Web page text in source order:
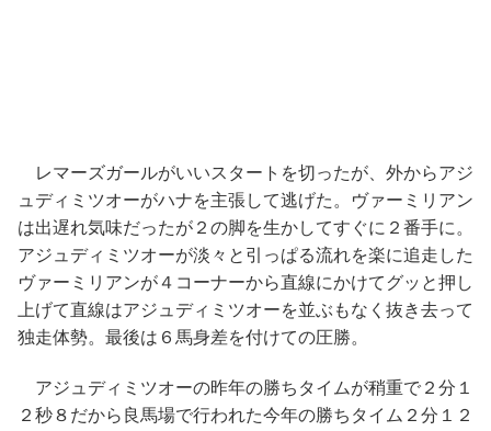
レマーズガールがいいスタートを切ったが、外からアジ
ュディミツオーがハナを主張して逃げた。ヴァーミリアン
は出遅れ気味だったが２の脚を生かしてすぐに２番手に。
アジュディミツオーが淡々と引っぱる流れを楽に追走した
ヴァーミリアンが４コーナーから直線にかけてグッと押し
上げて直線はアジュディミツオーを並ぶもなく抜き去って
独走体勢。最後は６馬身差を付けての圧勝。
アジュディミツオーの昨年の勝ちタイムが稍重で２分１
２秒８だから良馬場で行われた今年の勝ちタイム２分１２